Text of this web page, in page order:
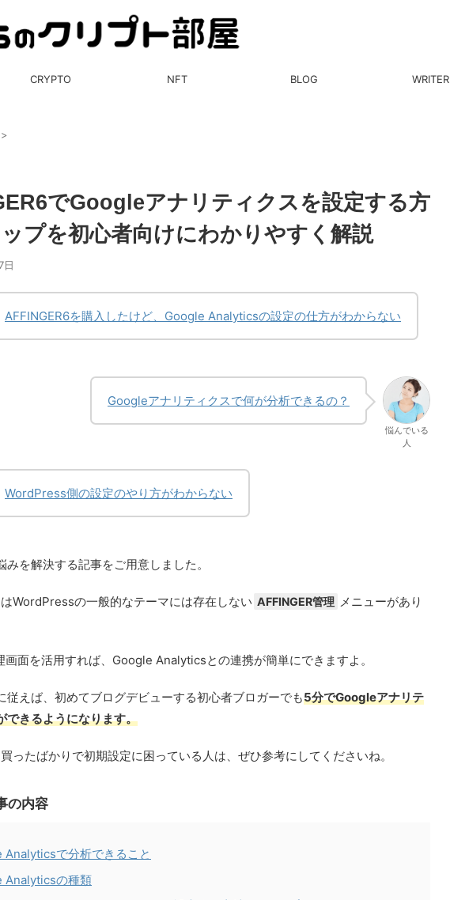
CRYPTO NFT BLOG WRITER
>
でGoogleアナリティクスを設定する方
プを初心者向けにわかりやすく解説
日
AFFINGER6を購入したけど、Google Analyticsの設定の仕方がわからない
Googleアナリティクスで何が分析できるの？
悩んでいる
人
WordPress側の設定のやり方がわからない
みを解決する記事をご用意しました。
WordPressの一般的なテーマには存在しない AFFINGER管理 メニューがあり
画面を活用すれば、Google Analyticsとの連携が簡単にできますよ。
従えば、初めてブログデビューする初心者ブロガーでも5分でGoogleアナリテ
できるようになります。
ったばかりで初期設定に困っている人は、ぜひ参考にしてくださいね。
の内容
Analyticsで分析できること
Analyticsの種類